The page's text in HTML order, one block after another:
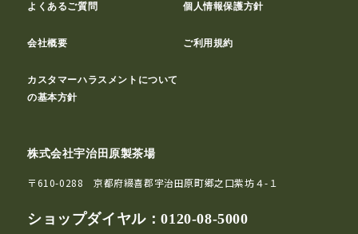
よくあるご質問 個人情報保護方針
会社概要 ご利用規約
カスタマーハラスメントについて
の基本方針
株式会社宇治田原製茶場
〒610-0288 京都府綴喜郡宇治田原町郷之口紫坊４-１
ショップダイヤル：0120-08-5000